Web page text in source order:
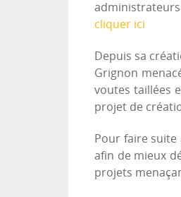
cliquer ici
Depuis sa
Grignon
voutes taillées
projet de
Pour faire suite
afin de mieux
projets